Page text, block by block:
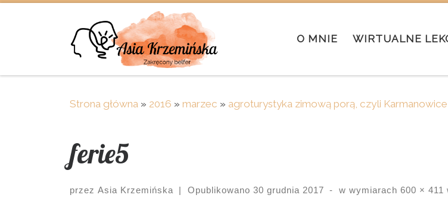
O MNIE WIRTUALNE
Strona główna » 2016 » marzec » agroturystyka zimową porą, czyli Karmanowice
ferie5
przez Asia Krzemińska | Opublikowano 30 grudnia 2017 - w wymiarach 600 × 411